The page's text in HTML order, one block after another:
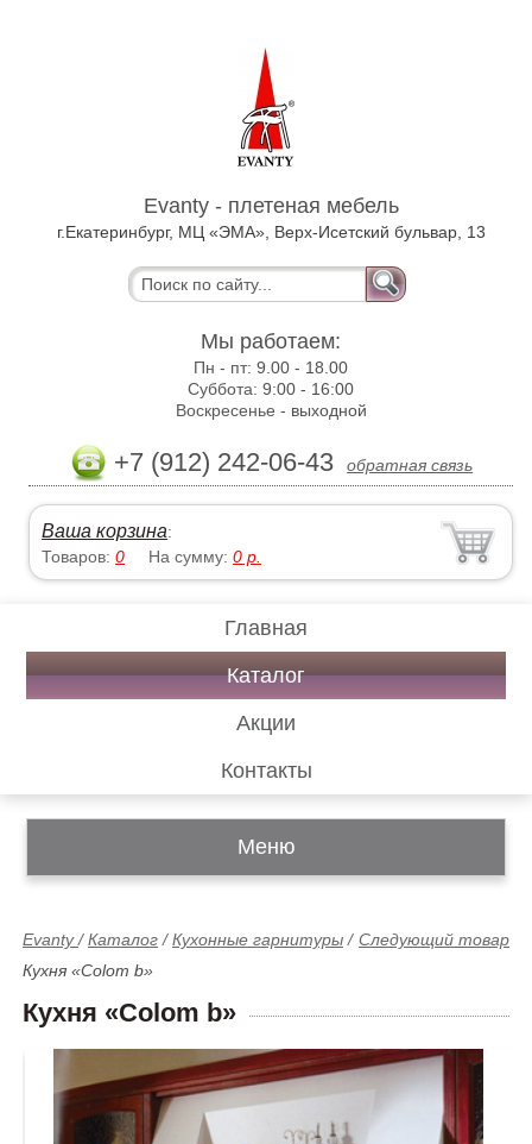
Evanty - плетеная мебель
г.Екатеринбург, МЦ «ЭМА», Верх-Исетский бульвар, 13
Мы работаем:
Пн - пт:9.00 - 18.00
Суббота:9:00 - 16:00
Воскресенье - выходной
+7 (912) 242-06-43 обратная связь
Ваша корзина:
Товаров:0 На сумму:0 р.
Главная
Каталог
Акции
Контакты
Меню
Следующий товар
Evanty/Каталог /Кухонные гарнитуры /
Кухня «Colom b»
Кухня «Colom b»